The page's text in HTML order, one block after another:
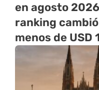
en agosto
ranking
menos de USD